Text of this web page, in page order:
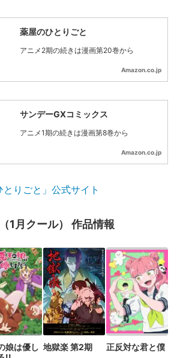
薬屋のひとりごと
アニメ2期の続きは漫画第20巻から
Amazon.co.jp
サンデーGXコミックス
アニメ1期の続きは漫画第8巻から
Amazon.co.jp
りごと」公式サイト
1月クール） 作品情報
娘は優し 地獄楽 第2期 正反対な君と僕